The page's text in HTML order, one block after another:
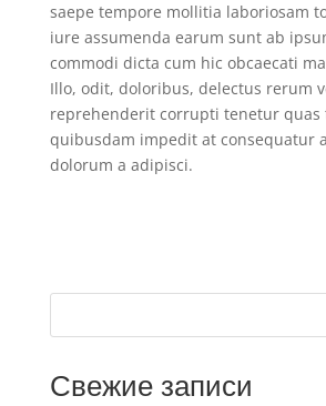
saepe tempore mollitia laboriosam
iure assumenda earum sunt ab
commodi dicta cum hic obcaecati
Illo, odit, doloribus, delectus rerum
reprehenderit corrupti tenetur quas
quibusdam impedit at consequatur
dolorum a adipisci.
Свежие записи